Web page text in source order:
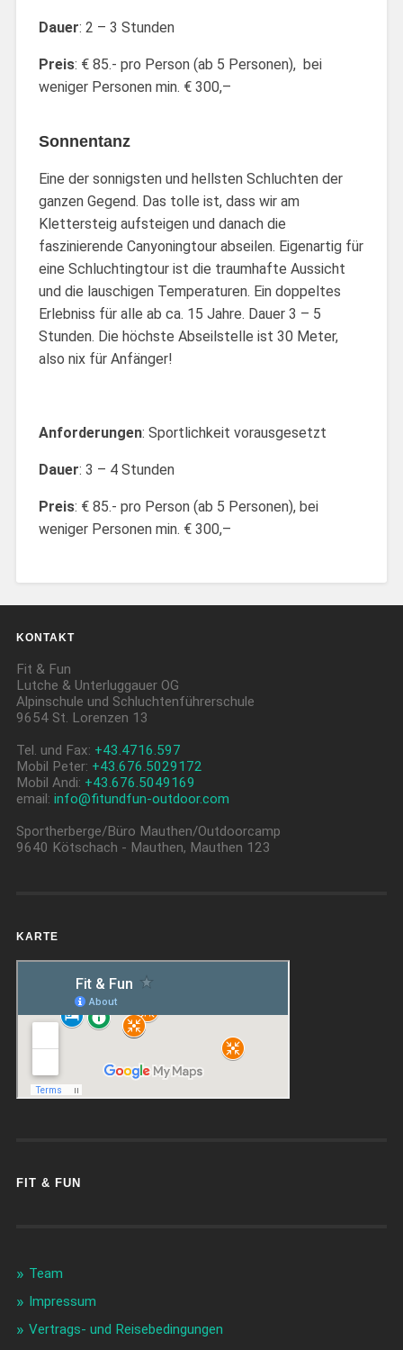
Dauer: 2 – 3 Stunden
Preis: € 85.- pro Person (ab 5 Personen), bei
weniger Personen min. € 300,–
Sonnentanz
Eine der sonnigsten und hellsten Schluchten der
ganzen Gegend. Das tolle ist, dass wir am
Klettersteig aufsteigen und danach die
faszinierende Canyoningtour abseilen. Eigenartig für
eine Schluchtingtour ist die traumhafte Aussicht
und die lauschigen Temperaturen. Ein doppeltes
Erlebniss für alle ab ca. 15 Jahre. Dauer 3 – 5
Stunden. Die höchste Abseilstelle ist 30 Meter,
also nix für Anfänger!
Anforderungen: Sportlichkeit vorausgesetzt
Dauer: 3 – 4 Stunden
Preis: € 85.- pro Person (ab 5 Personen), bei
weniger Personen min. € 300,–
KONTAKT
Fit & Fun
Lutche & Unterluggauer OG
Alpinschule und Schluchtenführerschule
9654 St. Lorenzen 13
Tel. und Fax: +43.4716.597
Mobil Peter: +43.676.5029172
Mobil Andi: +43.676.5049169
email: info@fitundfun-outdoor.com
Sportherberge/Büro Mauthen/Outdoorcamp
9640 Kötschach - Mauthen, Mauthen 123
KARTE
FIT & FUN
Team
Impressum
Vertrags- und Reisebedingungen